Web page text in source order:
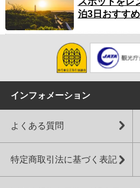
泊3日おすす
インフォメーション
よくある質問
特定商取引法に基づく表記